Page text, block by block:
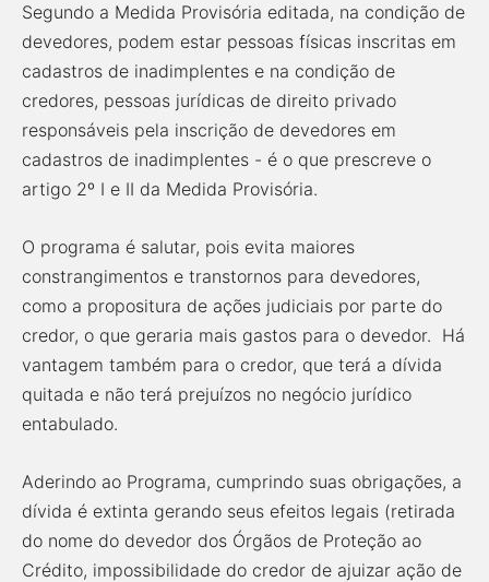
Segundo a Medida Provisória editada, na condição de
devedores, podem estar pessoas físicas inscritas em
cadastros de inadimplentes e na condição de
credores, pessoas jurídicas de direito privado
responsáveis pela inscrição de devedores em
cadastros de inadimplentes - é o que prescreve o
artigo 2º I e II da Medida Provisória.
O programa é salutar, pois evita maiores
constrangimentos e transtornos para devedores,
como a propositura de ações judiciais por parte do
credor, o que geraria mais gastos para o devedor. Há
vantagem também para o credor, que terá a dívida
quitada e não terá prejuízos no negócio jurídico
entabulado.
Aderindo ao Programa, cumprindo suas obrigações, a
dívida é extinta gerando seus efeitos legais (retirada
do nome do devedor dos Órgãos de Proteção ao
Crédito, impossibilidade do credor de ajuizar ação de